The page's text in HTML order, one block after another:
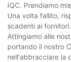
IQC. Prendiamo
Una volta fallito,
scadenti ai fornitori.
Attingiamo alle
portando il nostro
nell'abbracciare la